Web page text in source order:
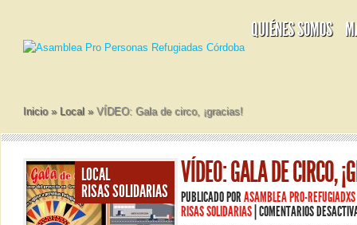
QUIÉNES SOMOS
Inicio » Local »VÍDEO: Gala de circo, ¡gracias!
LOCAL
RISAS SOLIDARIAS
VÍDEO: GALA DE CIRCO,
PUBLICADO PORASAMBLEA PRO-
RISAS SOLIDARIAS| COMENTARIOS